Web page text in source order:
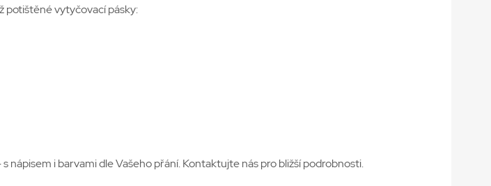
potištěné vytyčovací pásky:
nápisem i barvami dle Vašeho přání. Kontaktujte nás pro bližší podrobnosti.